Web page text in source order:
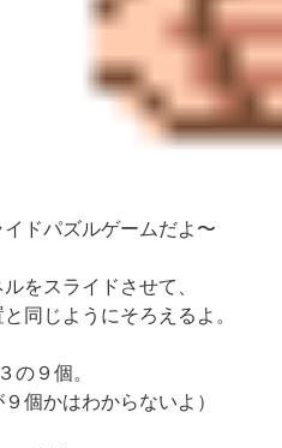
ドパズルゲームだよ〜
をスライドさせて、
同じようにそろえるよ。
の９個。
個かはわからないよ）